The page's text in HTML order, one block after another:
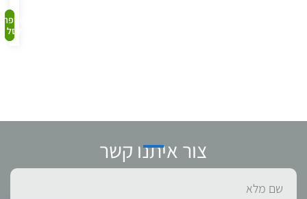
קנה
עכשיו
הוספה
לסל
צור איתנו קשר